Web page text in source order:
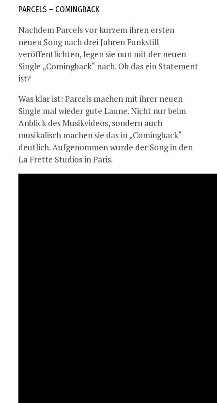
PARCELS – COMINGBACK
Nachdem Parcels vor kurzem ihren ersten
neuen Song nach drei Jahren Funkstill
veröffentlichten, legen sie nun mit der neuen
Single „Comingback“ nach. Ob das ein Statement
ist?
Was klar ist: Parcels machen mit ihrer neuen
Single mal wieder gute Laune. Nicht nur beim
Anblick des Musikvideos, sondern auch
musikalisch machen sie das in „Comingback“
deutlich. Aufgenommen wurde der Song in den
La Frette Studios in Paris.